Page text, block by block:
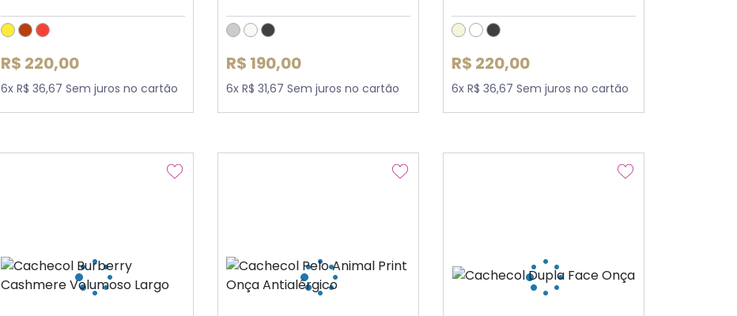
R$ 220,00
6x R$ 36,67 Sem juros no cartão
R$ 190,00
6x R$ 31,67 Sem juros no cartão
R$ 220,00
6x R$ 36,67 Sem juros no cartão